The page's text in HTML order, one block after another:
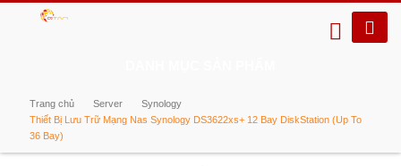
Trang chủ Server
Synology
Thiết Bị Lưu Trữ Mạng Nas Synology DS3622xs+ 12 Bay DiskStation (Up To
36 Bay)